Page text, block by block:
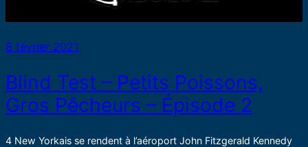
8 février 2021
Blind Test – Petits Poissons,
Gros Pêcheurs – Épisode 2
4 New Yorkais se rendent à l’aéroport John Fitzgerald Kennedy